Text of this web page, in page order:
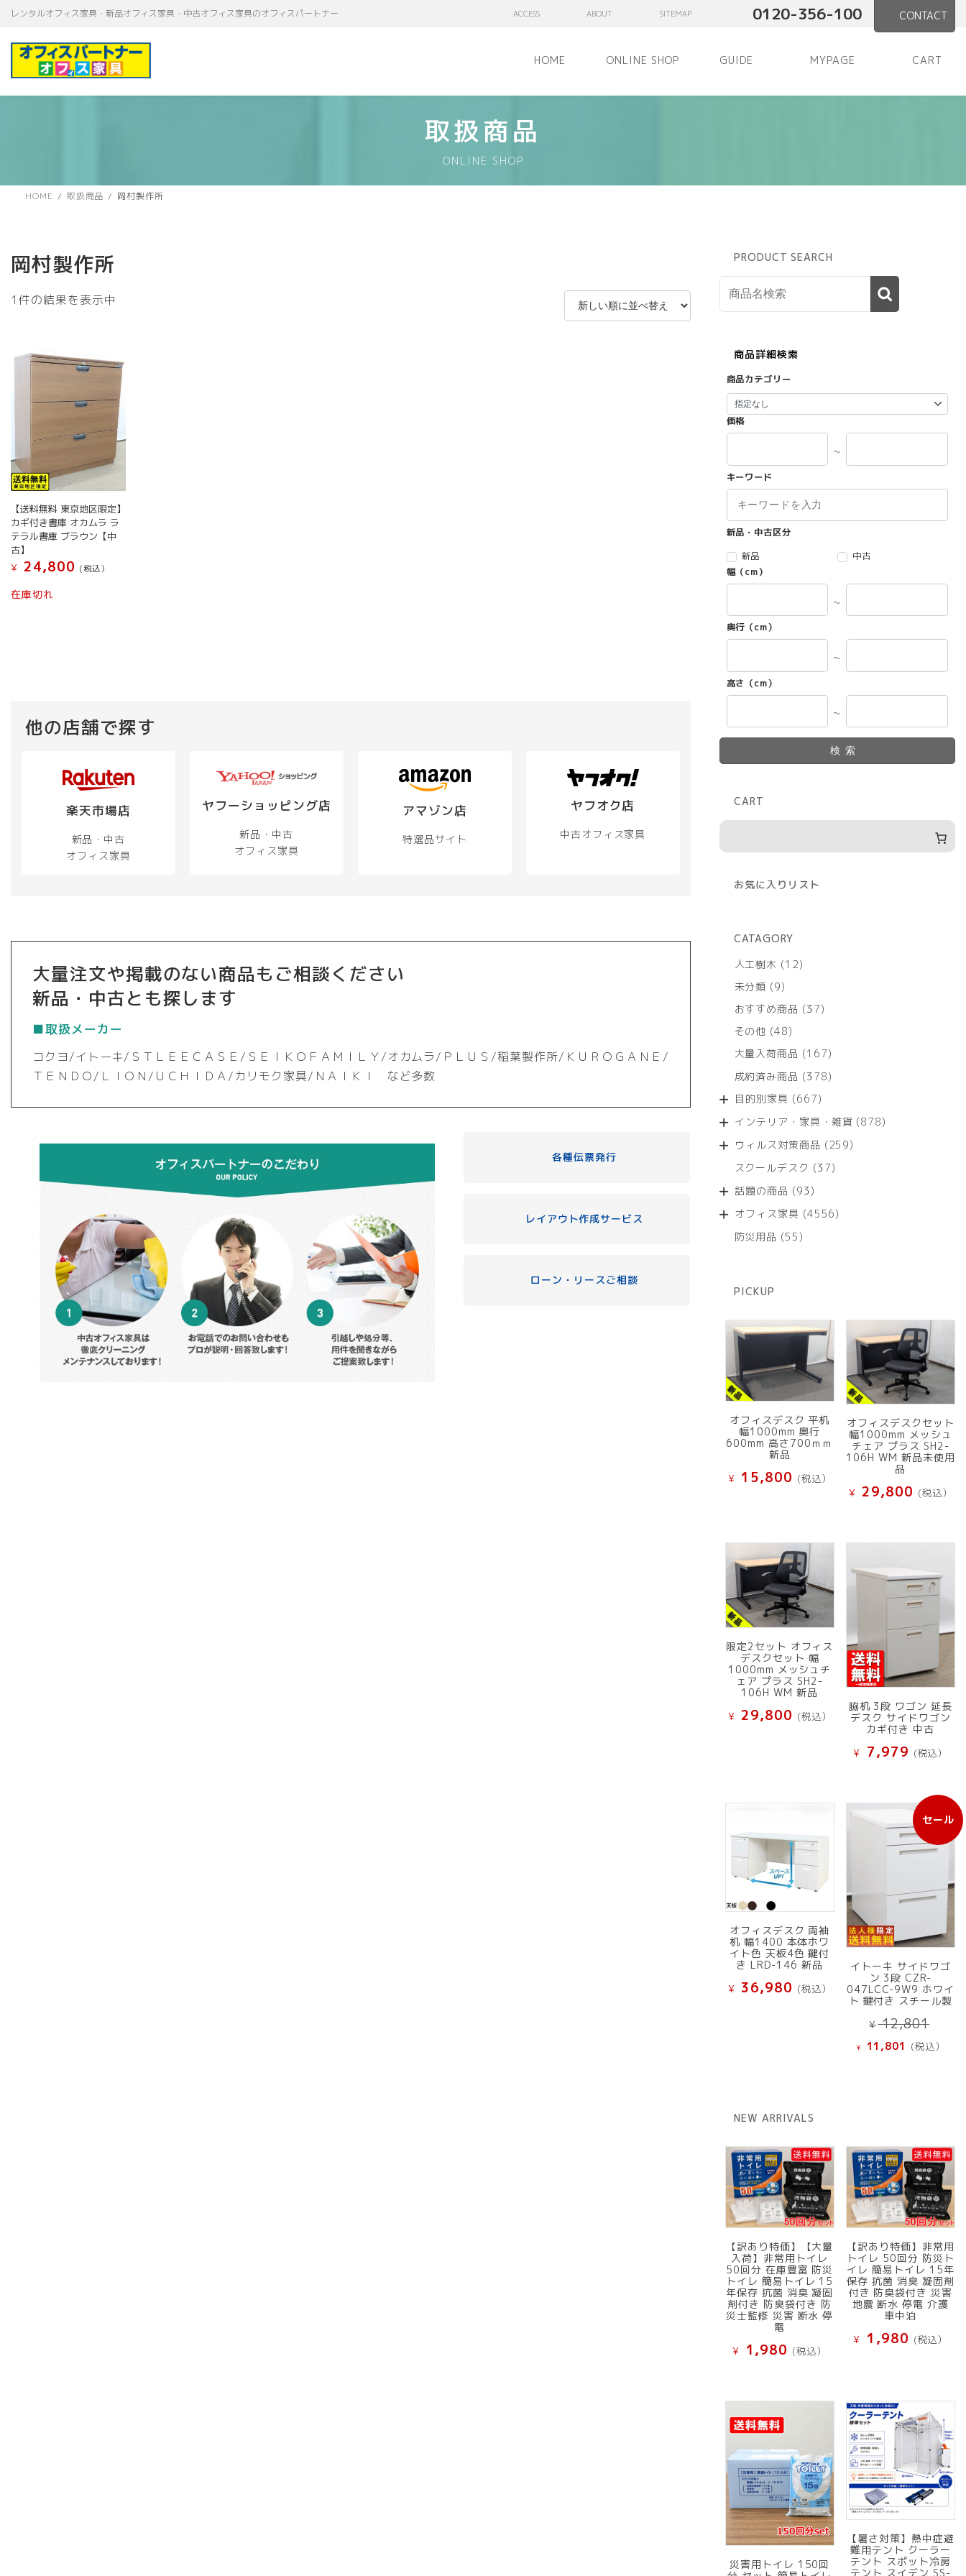
テ
ゲ
レンタルオフィス家具・新品オフィス家具・中古オフィス家具のオフィスパートナー ACCESS ABOUT SITEMAP 0120-356-100 CONTACT
HOME ONLINE SHOP GUIDE MYPAGE CART
取扱商品
ONLINE SHOP
HOME 取扱商品 岡村製作所
岡村製作所
1件の結果を表示中
【送料無料 東京地区限定】
カギ付き書庫 オカムラ ラ
テラル書庫 ブラウン【中
古】
¥ 24,800 (税込）
在庫切れ
他の店舗で探す
楽天市場店
新品・中古
オフィス家具
ヤフーショッピング店
新品・中古
オフィス家具
アマゾン店
特選品サイト
ヤフオク店
中古オフィス家具
大量注文や掲載のない商品もご相談ください
新品・中古とも探します
■取扱メーカー
コクヨ/イトーキ/ＳＴＬＥＥＣＡＳＥ/ＳＥＩＫＯＦＡＭＩＬＹ/オカムラ/ＰＬＵＳ/稲葉製作所/ＫＵＲＯＧＡＮＥ/
ＴＥＮＤＯ/ＬＩＯＮ/ＵＣＨＩＤＡ/カリモク家具/ＮＡＩＫＩ など多数
各種伝票発行
レイアウト作成サービス
ローン・リースご相談
PRODUCT SEARCH
商品詳細検索
商品カテゴリー
価格
～
キーワード
新品・中古区分
新品
中古
幅（cm）
～
奥行（cm）
～
高さ（cm）
～
検索
CART
お気に入りリスト
CATAGORY
人工樹木
1212
商
未分類 99
の
商
おすすめ商品 3737
商
その他 4848
の
商
大量入荷商品 167167
の
成約済み商品 378378
商
目的別家具 667667
の
商
インテリア・家具・雑貨 878878
ウィルス対策商品 259259
スクールデスク 3737
商
話題の商品 9393
の
オフィス家具 45564556
防災用品 5555
PICKUP
オフィスデスク 平机
幅1000mm 奥行
600mm 高さ700ｍｍ
新品
¥ 15,800 (税込）
オフィスデスクセット
幅1000mm メッシュ
チェア プラス SH2-
106H WM 新品未使用
品
¥ 29,800 (税込）
限定2セット オフィス
デスクセット 幅
1000mm メッシュチ
ェア プラス SH2-
106H WM 新品
¥ 29,800 (税込）
脇机 3段 ワゴン 延長
デスク サイドワゴン
カギ付き 中古
¥ 7,979 (税込）
オフィスデスク 両袖
机 幅1400 本体ホワ
イト色 天板4色 鍵付
き LRD-146 新品
¥ 36,980 (税込）
セール
販
売
中
品
イトーキ サイドワゴ
ン 3段 CZR-
047LCC-9W9 ホワイ
ト 鍵付き スチール製
¥12,801
の
価
た。
¥ 11,801 現
で
す。
(税込）
NEW ARRIVALS
【訳あり特価】【大量
入荷】非常用トイレ
50回分 在庫豊富 防災
トイレ 簡易トイレ 15
年保存 抗菌 消臭 凝固
剤付き 防臭袋付き 防
災士監修 災害 断水 停
電
¥ 1,980 (税込）
【訳あり特価】非常用
トイレ 50回分 防災ト
イレ 簡易トイレ 15年
保存 抗菌 消臭 凝固剤
付き 防臭袋付き 災害
地震 断水 停電 介護
車中泊
¥ 1,980 (税込）
災害用トイレ 150回
【暑さ対策】熱中症避
難用テント クーラー
テント スポット冷房
テント スイデン SS-